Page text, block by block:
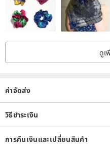
ดูเ
ค่าจัดส่ง
วิธีชำระเงิน
การคืนเงินและเปลี่ยนสินค้า